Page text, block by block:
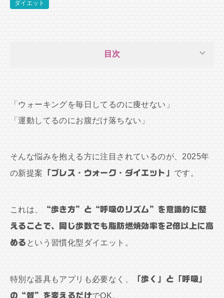
ダイエット
目次
「ウォーキングを毎日してるのに痩せない」
「運動してるのにお腹だけ落ちない」
そんな悩みを抱える方に注目されているのが、2025年
の新提案
「ブレス・ウォーク・ダイエット」 です。
これは、 “歩き方”と“呼吸のリズム”を意識的に整
えることで、同じ歩数でも脂肪燃焼効率を2倍以上に高
める という習慣化型ダイエット。
特別な器具もアプリも必要なく、 「歩く」と「呼吸」
の“質”を変えるだけでOK。